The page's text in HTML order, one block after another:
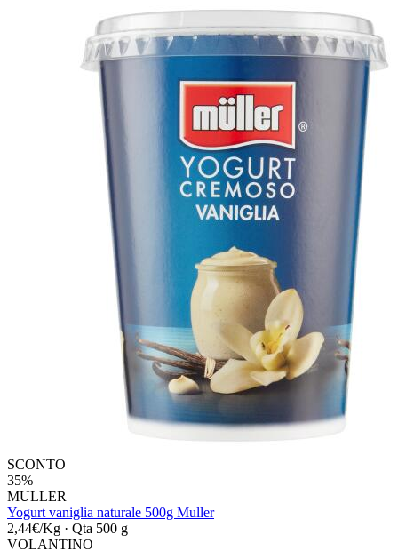
SCONTO
35%
MULLER
Yogurt vaniglia naturale 500g Muller
2,44€/Kg · Qta 500 g
VOLANTINO